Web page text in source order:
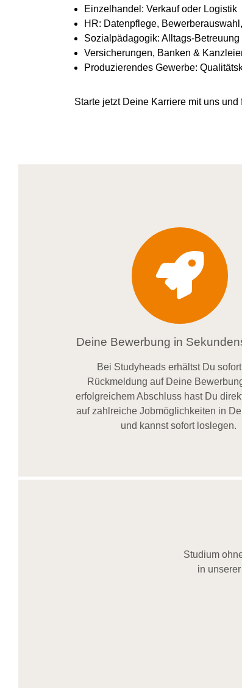
Einzelhandel: Verkauf oder Logistik
HR: Datenpflege,
Sozialpädagogik: Alltags-
Versicherungen, Banken &
Produzierendes Gewerbe:
Starte jetzt Deine Karrieremit uns und
Deine Bewerbung in
Bei Studyheads erhältst Du
Rückmeldung auf Deine
erfolgreichem Abschluss hast Du
auf zahlreiche Jobmöglichkeiten in
und kannst sofort loslegen.
Studium
in